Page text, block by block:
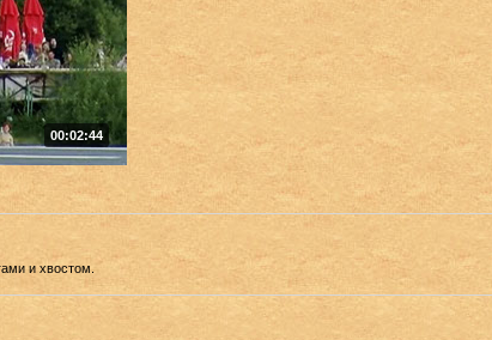
00:02:44
и хвостом.